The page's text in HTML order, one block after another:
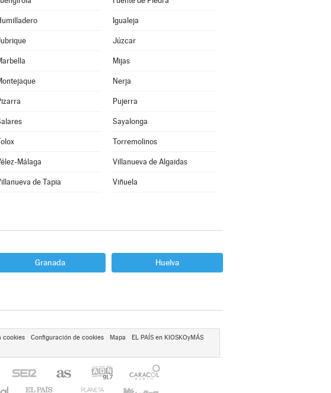
Igualeja
Júzcar
Mijas
Nerja
Pujerra
Sayalonga
Torremolinos
Málaga Villanueva de Algaidas
de Tapia Viñuela
Granada Huelva
cookies Configuración de cookies Mapa
EL PAÍS en KIOSKOyMÁS